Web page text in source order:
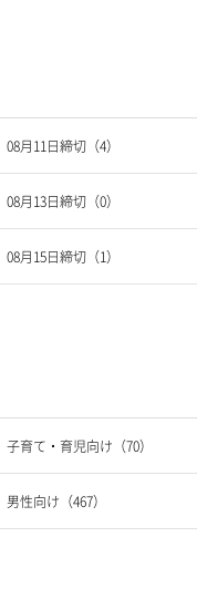
08月11日締切（4）
08月13日締切（0）
08月15日締切（1）
子育て・育児向け（70）
男性向け（467）